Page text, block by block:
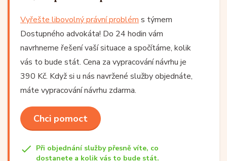
Vyřešte libovolný právní problém s týmem
Dostupného advokáta! Do 24 hodin vám
navrhneme řešení vaší situace a spočítáme, kolik
vás to bude stát. Cena za vypracování návrhu je
390 Kč. Když si u nás navržené služby objednáte,
máte vypracování návrhu zdarma.
Chci pomoct
Při objednání služby přesně víte, co
dostanete a kolik vás to bude stát.